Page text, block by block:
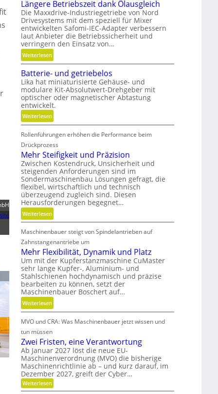
n
Längere Betriebszeit dank Ölausgleich
Die Maxxdrive-Industriegetriebe von Nord
Drivesystems mit dem speziell für Mixer
entwickelten Safomi-IEC-Adapter verbessern
laut Anbieter die Betriebssicherheit und
verringern den Einsatz von…
Weiterlesen:
L
ä
n
g
e
r
e
e
t
r
e
b
s
z
e
i
t
d
a
n
k
Ö
l
a
u
s
g
l
e
i
c
h
Batterie- und getriebelos
Lika hat miniaturisierte Gehäuse- und
modulare Kit-Absolutwert-Drehgeber mit
optischer oder magnetischer Abtastung
entwickelt.
Weiterlesen:
B
a
t
t
e
r
i
e
-
u
n
g
e
t
r
i
e
b
e
l
o
Rollenführungen erhöhen die Performance beim
Drückprozess
Mehr Steifigkeit und Präzision
Zwischen Kostendruck, Unsicherheit und
steigenden Anforderungen sind im
Sondermaschinenbau Lösungen gefragt, die
flexibel, wirtschaftlich und technisch
überzeugend zugleich sind. Diesen
Herausforderungen begegnet…
Weiterlesen:
M
e
h
r
S
t
e
i
f
i
g
k
e
i
t
u
n
d
P
Maschinenbauer steigt von Spindelantrieben auf
Zahnstangenantriebe um
Mehr Flexibilität, Dynamik und Platz
Um mit der Kupferstanzmaschine CuMaster
sehr lange Kupfer-, Aluminium- und
Stahlschienen hochdynamisch und präzise
bearbeiten zu können, setzt der
Maschinenbauer Boschert auf…
Weiterlesen:
M
e
h
r
F
l
e
x
i
MVO und CRA: Was Maschinenbauer jetzt wissen und
tun müssen
Zwei Fristen, eine Verantwortung
Ab Januar 2027 löst die neue EU-
Maschinenverordnung (MVO) die bisherige
Maschinenrichtlinie ab – und kurz darauf, im
Dezember 2027, greift der Cyber…
Weiterlesen:
Z